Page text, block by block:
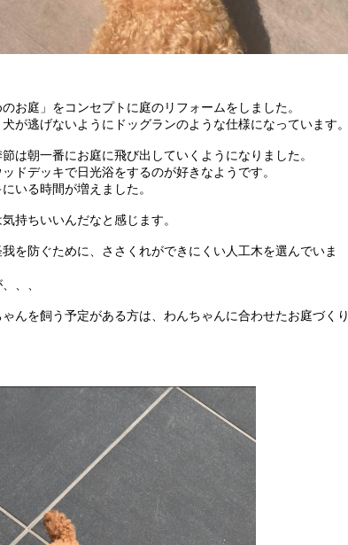
お庭」をコンセプトに庭のリフォームをしました。
が逃げないようにドッグランのような仕様になっています。
は朝一番にお庭に飛び出していくようになりました。
ドデッキで日光浴をするのが好きなようです。
いる時間が増えました。
持ちいいんだなと感じます。
を防ぐために、ささくれができにくい人工木を選んでいま
、、
んを飼う予定がある方は、わんちゃんに合わせたお庭づくり